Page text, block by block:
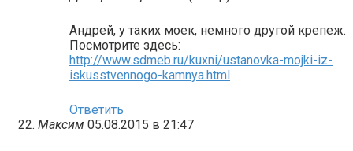
Андрей, у таких моек, немного другой крепеж.
Посмотрите здесь:
http://www.sdmeb.ru/kuxni/ustanovka-mojki-iz-
iskusstvennogo-kamnya.html
Ответить
Максим 05.08.2015 в 21:47